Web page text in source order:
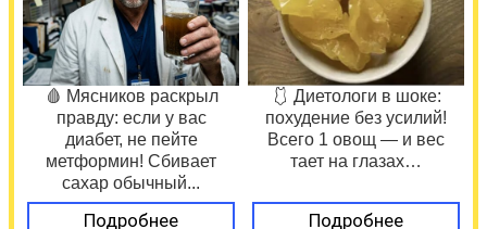
🩸 Мясников раскрыл
правду: если у вас
диабет, не пейте
метформин! Сбивает
сахар обычный...
Подробнее
🩱 Диетологи в шоке:
похудение без усилий!
Всего 1 овощ — и вес
тает на глазах…
Подробнее